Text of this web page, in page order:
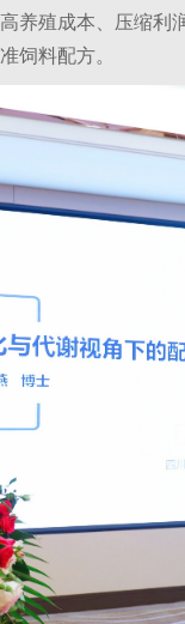
养殖成本、压缩利
饲料配方。